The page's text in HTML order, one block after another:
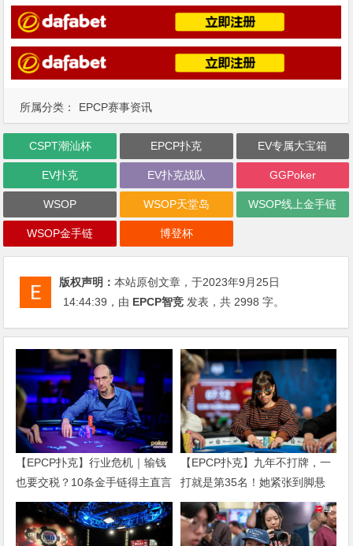
所属分类： EPCP赛事资讯
CSPT潮汕杯 EPCP扑克 EV专属大宝箱
EV扑克 EV扑克战队 GGPoker
WSOP WSOP天堂岛 WSOP线上金手链
WSOP金手链 博登杯
版权声明：本站原创文章，于2023年9月25日
14:44:39 ，由 EPCP智竞 发表，共 2998 字。
【EPCP扑克】行业危机｜输钱
也要交税？10条金手链得主直言
“扛不住”，主动砍掉四分之三比
赛
【EPCP扑克】九年不打牌，一
打就是第35名！她紧张到脚悬
空，但全世界以为她很淡定